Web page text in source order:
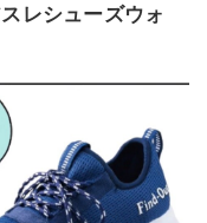
レシューズウォ